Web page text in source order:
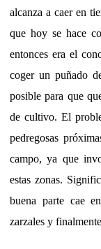
alcanza a caer en
que hoy se hace
entonces era el
coger un puñado
posible para que
de cultivo. El
pedregosas
campo, ya que
estas zonas.
buena parte cae
zarzales y